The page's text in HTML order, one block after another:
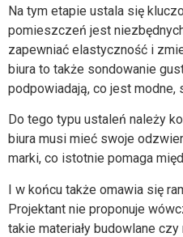
Na tym etapie ustala się
pomieszczeń jest
zapewniać elastyczność i
biura to także sondowanie
podpowiadają, co jest modne,
Do tego typu ustaleń należy
biura musi mieć swoje
marki, co istotnie pomaga
I w końcu także omawia się
Projektant nie proponuje
takie materiały budowlane